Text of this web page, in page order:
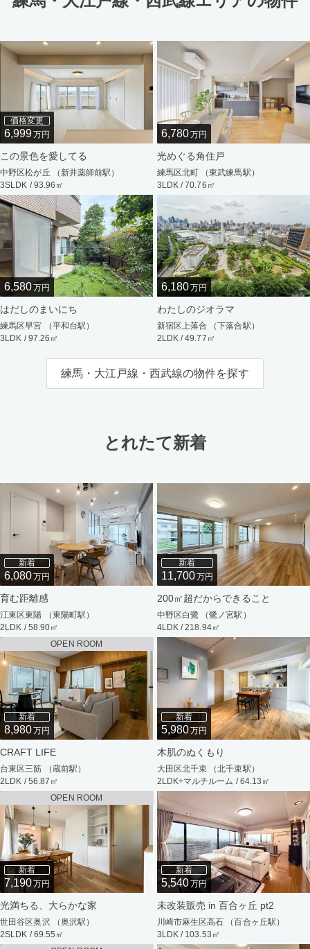
価格変更
6,999万円
この景色を愛してる
中野区松が丘 （新井薬師前駅）
3SLDK / 93.96㎡
6,780万円
光めぐる角住戸
練馬区北町 （東武練馬駅）
3LDK / 70.76㎡
6,580万円
はだしのまいにち
練馬区早宮 （平和台駅）
3LDK / 97.26㎡
6,180万円
わたしのジオラマ
新宿区上落合 （下落合駅）
2LDK / 49.77㎡
練馬・大江戸線・西武線の物件を探す
とれたて新着
新着
6,080万円
育む距離感
江東区東陽 （東陽町駅）
2LDK / 58.90㎡
新着
11,700万円
200㎡超だからできること
中野区白鷺 （鷺ノ宮駅）
4LDK / 218.94㎡
OPEN ROOM
新着
8,980万円
CRAFT LIFE
台東区三筋 （蔵前駅）
2LDK / 56.87㎡
新着
5,980万円
木肌のぬくもり
大田区北千束 （北千束駅）
2LDK+マルチルーム / 64.13㎡
OPEN ROOM
新着
7,190万円
光満ちる、大らかな家
世田谷区奥沢 （奥沢駅）
2SLDK / 69.55㎡
新着
5,540万円
未改装販売 in 百合ヶ丘 pt2
川崎市麻生区高石 （百合ヶ丘駅）
3LDK / 103.53㎡